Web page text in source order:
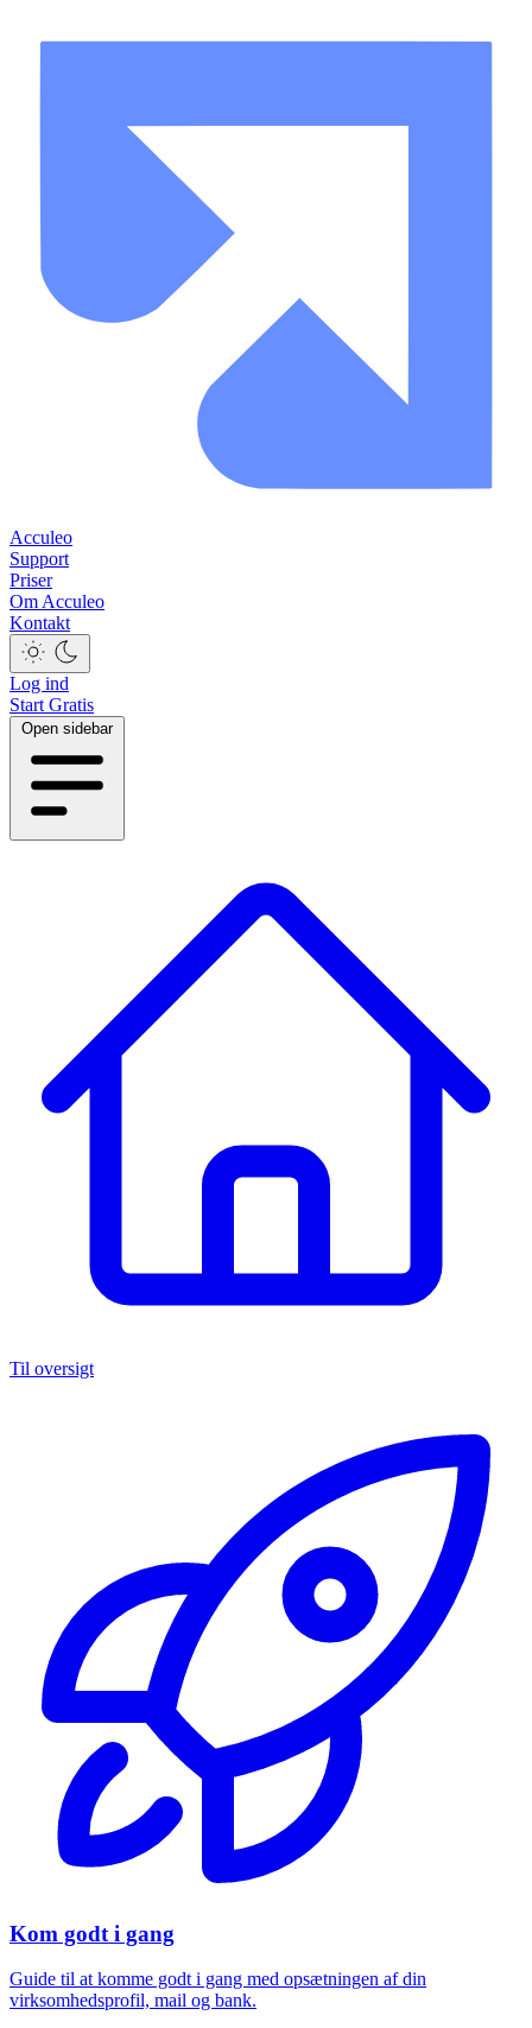
Acculeo
Support
Priser
Om Acculeo
Kontakt
Log ind
Start Gratis
Open sidebar
Til oversigt
Kom godt i gang
Guide til at komme godt i gang med opsætningen af din
virksomhedsprofil, mail og bank.